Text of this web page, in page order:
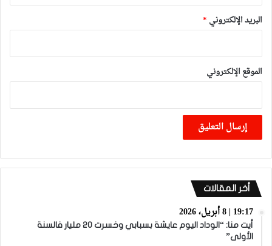
البريد الإلكتروني *
الموقع الإلكتروني
أخر المقالات
19:17 | 8 أبريل، 2026
أيت منا: “الوداد اليوم عايشة بسبابي وخسرت 20 مليار فالسنة
الأولى”